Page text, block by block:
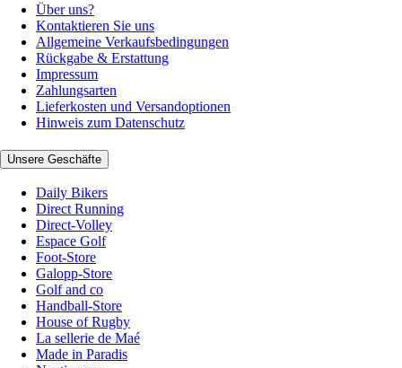
Über uns?
Kontaktieren Sie uns
Allgemeine Verkaufsbedingungen
Rückgabe & Erstattung
Impressum
Zahlungsarten
Lieferkosten und Versandoptionen
Hinweis zum Datenschutz
Unsere Geschäfte
Daily Bikers
Direct Running
Direct-Volley
Espace Golf
Foot-Store
Galopp-Store
Golf and co
Handball-Store
House of Rugby
La sellerie de Maé
Made in Paradis